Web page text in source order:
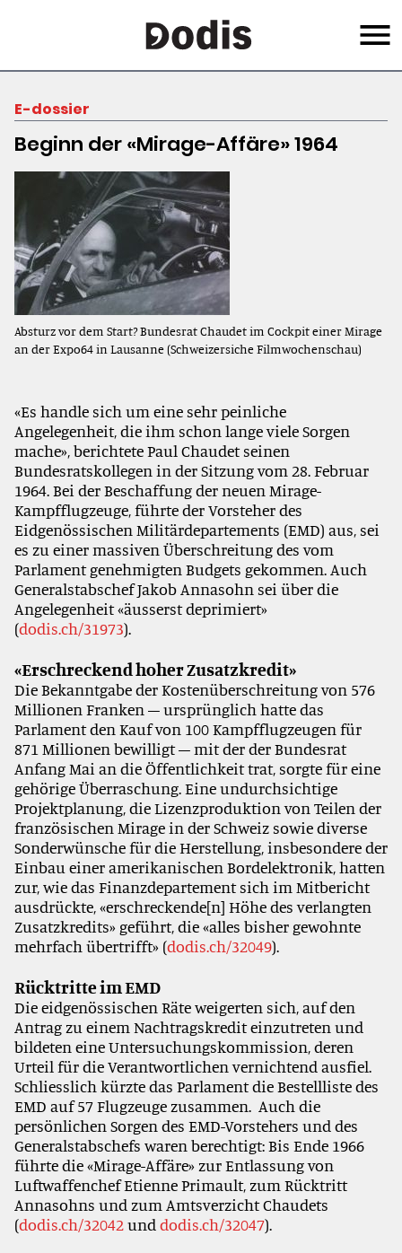
content
Menu
E-dossier
Beginn der «Mirage-Affäre» 1964
Absturz vor dem Start? Bundesrat Chaudet im Cockpit einer Mirage
an der Expo64 in Lausanne (Schweizersiche Filmwochenschau)
«Es handle sich um eine sehr peinliche
Angelegenheit, die ihm schon lange viele Sorgen
mache», berichtete Paul Chaudet seinen
Bundesratskollegen in der Sitzung vom 28. Februar
1964. Bei der Beschaffung der neuen Mirage-
Kampfflugzeuge, führte der Vorsteher des
Eidgenössischen Militärdepartements (EMD) aus, sei
es zu einer massiven Überschreitung des vom
Parlament genehmigten Budgets gekommen. Auch
Generalstabschef Jakob Annasohn sei über die
Angelegenheit «äusserst deprimiert»
(dodis.ch/31973).
«Erschreckend hoher Zusatzkredit»
Die Bekanntgabe der Kostenüberschreitung von 576
Millionen Franken – ursprünglich hatte das
Parlament den Kauf von 100 Kampfflugzeugen für
871 Millionen bewilligt – mit der der Bundesrat
Anfang Mai an die Öffentlichkeit trat, sorgte für eine
gehörige Überraschung. Eine undurchsichtige
Projektplanung, die Lizenzproduktion von Teilen der
französischen Mirage in der Schweiz sowie diverse
Sonderwünsche für die Herstellung, insbesondere der
Einbau einer amerikanischen Bordelektronik, hatten
zur, wie das Finanzdepartement sich im Mitbericht
ausdrückte, «erschreckende[n] Höhe des verlangten
Zusatzkredits» geführt, die «alles bisher gewohnte
mehrfach übertrifft» (dodis.ch/32049).
Rücktritte im EMD
Die eidgenössischen Räte weigerten sich, auf den
Antrag zu einem Nachtragskredit einzutreten und
bildeten eine Untersuchungskommission, deren
Urteil für die Verantwortlichen vernichtend ausfiel.
Schliesslich kürzte das Parlament die Bestellliste des
EMD auf 57 Flugzeuge zusammen. Auch die
persönlichen Sorgen des EMD-Vorstehers und des
Generalstabschefs waren berechtigt: Bis Ende 1966
führte die «Mirage-Affäre» zur Entlassung von
Luftwaffenchef Etienne Primault, zum Rücktritt
Annasohns und zum Amtsverzicht Chaudets
(dodis.ch/32042und dodis.ch/32047).